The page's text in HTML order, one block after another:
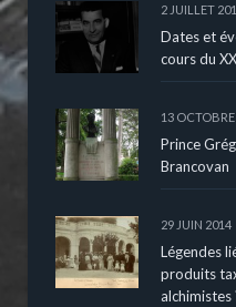
2 JUILLET
Dates et
cours du
13
Prince
Brancovan
29 JUIN 2014
Légendes
produits
alchimistes